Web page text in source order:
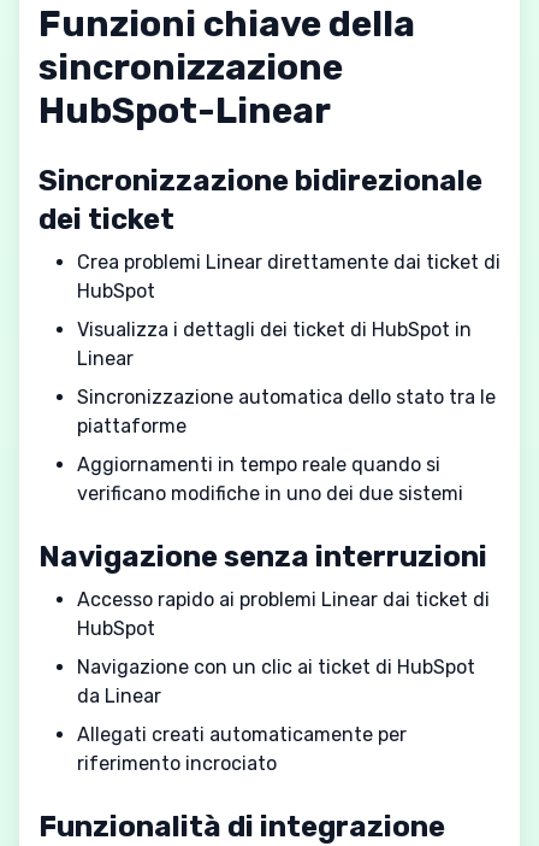
Funzioni chiave della
sincronizzazione
HubSpot-Linear
Sincronizzazione bidirezionale
dei ticket
Crea problemi Linear direttamente dai ticket di
HubSpot
Visualizza i dettagli dei ticket di HubSpot in
Linear
Sincronizzazione automatica dello stato tra le
piattaforme
Aggiornamenti in tempo reale quando si
verificano modifiche in uno dei due sistemi
Navigazione senza interruzioni
Accesso rapido ai problemi Linear dai ticket di
HubSpot
Navigazione con un clic ai ticket di HubSpot
da Linear
Allegati creati automaticamente per
riferimento incrociato
Funzionalità di integrazione